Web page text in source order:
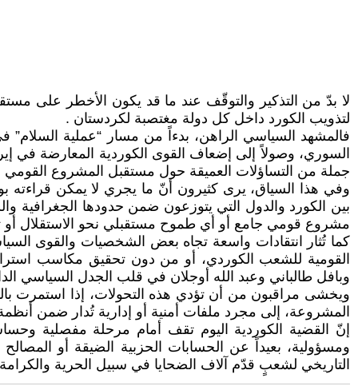
لا بدّ من التذكير والتوقّف عند ما قد يكون الأخطر على
لتذويب الكورد داخل كل دولة مغتصبة لكردستان .
فالمشهد السياسي الراهن، بدءاً من مسار “عملية السلام”
السوري، وصولاً إلى إضعاف القوى الكوردية المعارضة في
جملة من التساؤلات العميقة حول مستقبل المشروع القومي
وفي هذا السياق، يرى كثيرون أنّ ما يجري لا يمكن
بين الكورد والدول التي يتوزعون ضمن حدودها الجغرافية
مشروع قومي جامع أو أي طموح مستقبلي نحو الاستقلال أو
كما تُثار انتقادات واسعة تجاه بعض الشخصيات والقوى
القومية للشعب الكوردي، أو من دون تحقيق مكاسب
وبافل طالباني وعبد الله أوجلان في قلب الجدل السياسي
ويخشى مراقبون من أن تؤدي هذه التحولات، إذا استمرت
المشروعة، إلى مجرد ملفات أمنية أو إدارية تُدار ضمن
إنّ القضية الكوردية اليوم تقف أمام مرحلة مفصلية
ومسؤولية، بعيداً عن الحسابات الحزبية الضيقة أو
التاريخي لشعبٍ قدّم آلاف الضحايا في سبيل الحرية